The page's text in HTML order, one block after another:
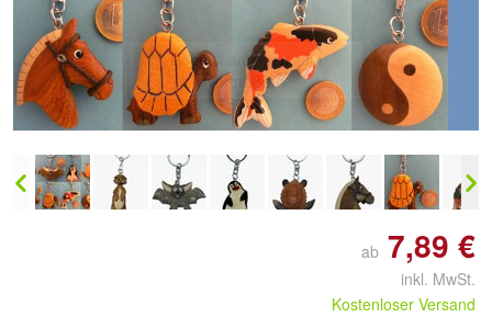
Doppelt antippen zum
vergrößern
ab 7,89 €
inkl. MwSt.
Kostenloser Versand